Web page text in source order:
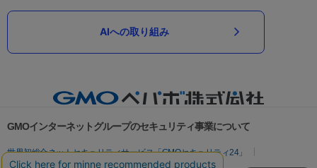
AIへの取り組み
GMOインターネットグループのセキュリティ事業について
世界初総合ネットセキュリティサービス「GMOセキュリティ24」